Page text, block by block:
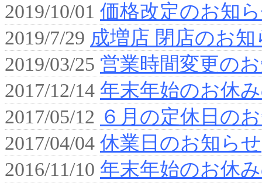
2019/10/01 価格改定のお知
2019/7/29 成増店 閉店のお知
2019/03/25 営業時間変更の
2017/12/14 年末年始のお休
2017/05/12 ６月の定休日の
2017/04/04 休業日のお知らせ
2016/11/10 年末年始のお休